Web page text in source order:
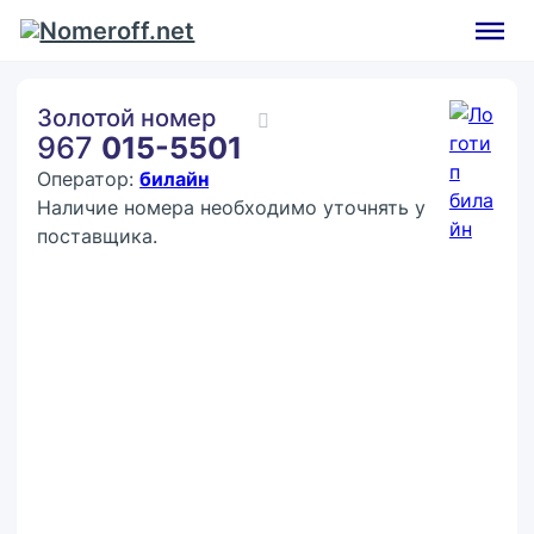
Золотой номер
967 015-5501
Оператор:билайн
Наличие номера необходимо уточнять у
поставщика.